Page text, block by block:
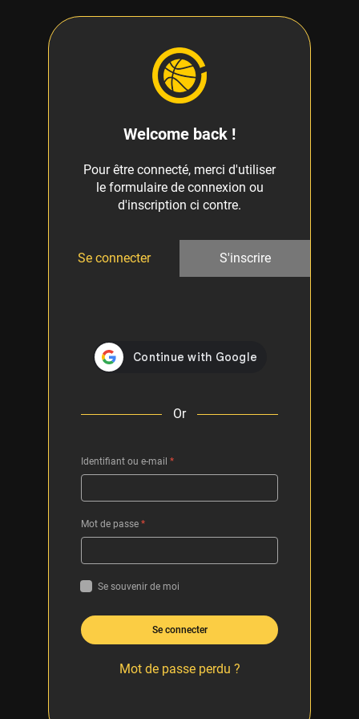
Welcome back !
Pour être connecté, merci d'utiliser
le formulaire de connexion ou
d'inscription ci contre.
Se connecter S'inscrire
Or
Identifiant ou e-mail *
Mot de passe *
Se souvenir de moi
Se connecter
Mot de passe perdu ?